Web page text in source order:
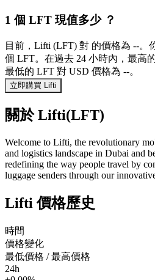
1 個 LFT 現值多少 ？
目前，Lifti (LFT) 對 的價格為 --。
個 LFT。在過去 24 小時內，最高
最低的 LFT 對 USD 價格為 --。
立即購買 Lifti
關於 Lifti(LFT)
Welcome to Lifti, the revolutionary
and logistics landscape in Dubai and
redefining the way people travel by
luggage senders through our
Lifti 價格歷史
時間
價格變化
最低價格 / 最高價格
24h